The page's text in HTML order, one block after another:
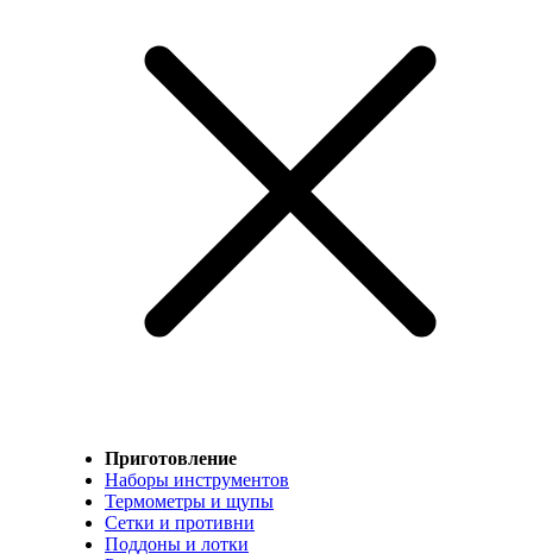
Приготовление
Наборы инструментов
Термометры и щупы
Сетки и противни
Поддоны и лотки